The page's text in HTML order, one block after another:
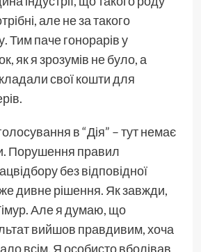
але не за такого
Тим паче гонорарів у
як я зрозумів не було, а
свої кошти для
в “Дія” – тут немає
Порушення правил
без відповідної
дивне рішення. Як завжди,
Але я думаю, що
вийшов правдивим, хоча
всім. Я особисто вболівав